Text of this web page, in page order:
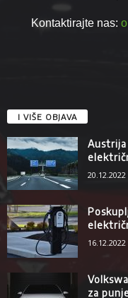
Kontaktirajte nas:
I VIŠE OBJAVA
20.12.2022
16.12.2022
za